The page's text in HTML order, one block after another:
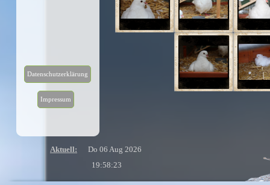
Impressum
Datenschutzerklärung
Do 06 Aug 2026
19:58:23
Aktuell: